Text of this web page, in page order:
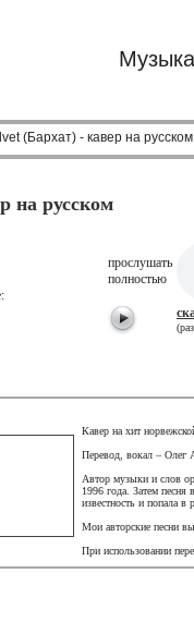
(Бархат) - кавер на русском
на русском
прослушать
полностью
Кавер на хит
Перевод, вокал – Олег
Автор музыки и слов
1996 года. Затем
известность и попала в
Мои авторские песни
При использовании